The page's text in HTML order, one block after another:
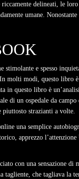
delineati, le
umane.
e spesso
molti modi, questo libro
in questo libro è
di un ospedale da
piuttosto strazianti a volte.
una semplice
apprezzo
con una sensazione
tagliente, che tagliava la